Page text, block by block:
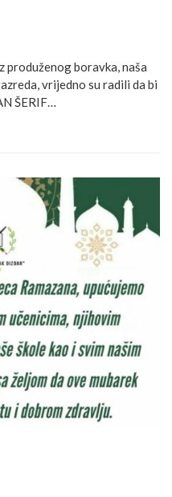
produženog boravka, naša
vrijedno su radili da bi
ŠERIF…